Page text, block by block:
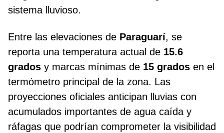
sistema lluvioso.
Entre las elevaciones de Paraguarí, se
reporta una temperatura actual de 15.6
grados y marcas mínimas de 15 grados en el
termómetro principal de la zona. Las
proyecciones oficiales anticipan lluvias con
acumulados importantes de agua caída y
ráfagas que podrían comprometer la visibilidad